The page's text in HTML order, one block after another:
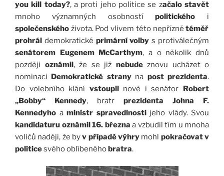
you kill today?, a proti jeho politice se začalo stavět
mnoho významných osobnostípolitického i
společenského života. Pod vlivem této nepřízně téměř
prohrál demokratické primární volby s protiválečným
senátorem Eugenem McCarthym, a o několik dnů
později oznámil, že se již nebudeznovu ucházet o
nominaci Demokratické stranyna post prezidenta.
Do volebního klání vstoupilnově i senátor Robert
„Bobby“ Kennedy, bratr prezidenta Johna F.
Kennedyho aministr spravedlnostijeho vlády. Svou
kandidaturu oznámil 16. března a vzbudil tím u mnoha
voličů naději, že byv případě výhry mohl pokračovat v
politicesvého oblíbenéhobratra.